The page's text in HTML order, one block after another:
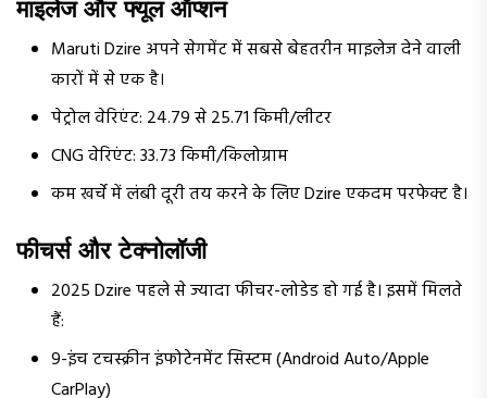
माइलेज और फ्यूल ऑप्शन
Maruti Dzire अपने सेगमेंट में सबसे बेहतरीन माइलेज देने वाली
कारों में से एक है।
पेट्रोल वेरिएंट: 24.79 से 25.71 किमी/लीटर
CNG वेरिएंट: 33.73 किमी/किलोग्राम
कम खर्चे में लंबी दूरी तय करने के लिए Dzire एकदम परफेक्ट है।
फीचर्स और टेक्नोलॉजी
2025 Dzire पहले से ज्यादा फीचर-लोडेड हो गई है। इसमें मिलते
हैं:
9-इंच टचस्क्रीन इंफोटेनमेंट सिस्टम (Android Auto/Apple
CarPlay)